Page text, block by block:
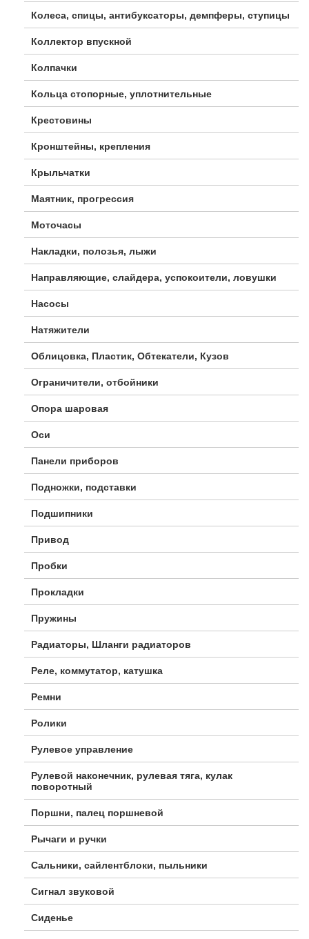
Колеса, спицы, антибуксаторы, демпферы, ступицы
Коллектор впускной
Колпачки
Кольца стопорные, уплотнительные
Крестовины
Кронштейны, крепления
Крыльчатки
Маятник, прогрессия
Моточасы
Накладки, полозья, лыжи
Направляющие, слайдера, успокоители, ловушки
Насосы
Натяжители
Облицовка, Пластик, Обтекатели, Кузов
Ограничители, отбойники
Опора шаровая
Оси
Панели приборов
Подножки, подставки
Подшипники
Привод
Пробки
Прокладки
Пружины
Радиаторы, Шланги радиаторов
Реле, коммутатор, катушка
Ремни
Ролики
Рулевое управление
Рулевой наконечник, рулевая тяга, кулак
поворотный
Поршни, палец поршневой
Рычаги и ручки
Сальники, сайлентблоки, пыльники
Сигнал звуковой
Сиденье